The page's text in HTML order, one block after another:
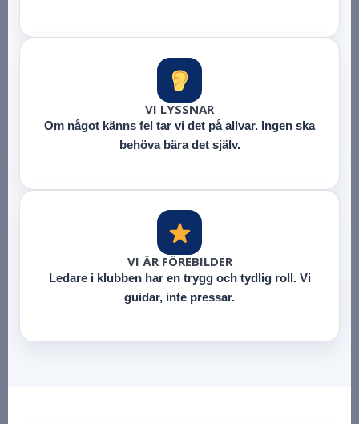
VI LYSSNAR
Om något känns fel tar vi det på allvar. Ingen ska
behöva bära det själv.
VI ÄR FÖREBILDER
Ledare i klubben har en trygg och tydlig roll. Vi
guidar, inte pressar.